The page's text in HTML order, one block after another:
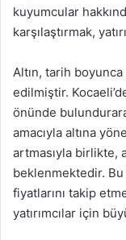
kuyumcular
karşılaştırmak,
Altın, tarih
edilmiştir.
önünde
amacıyla altına
artmasıyla birlikte,
beklenmektedir. Bu
fiyatlarını takip
yatırımcılar için